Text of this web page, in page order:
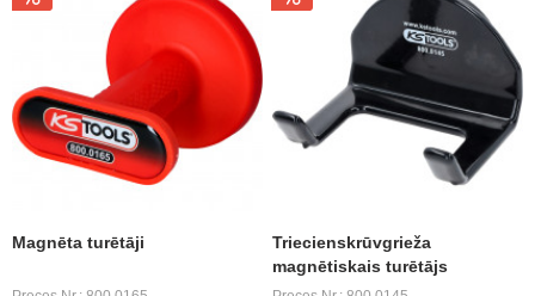
Magnēta turētāji
Triecienskrūvgrieža
magnētiskais turētājs